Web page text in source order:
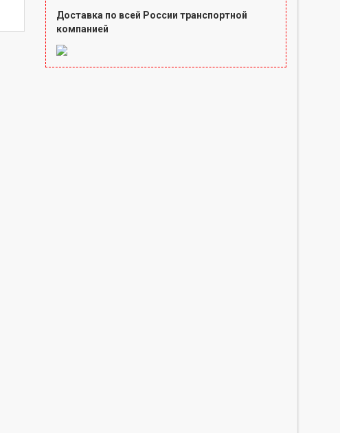
Доставка по всей России транспортной
компанией